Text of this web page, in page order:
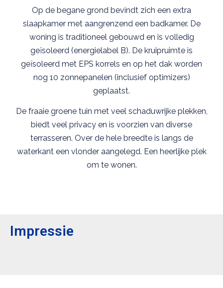
Op de begane grond bevindt zich een extra
slaapkamer met aangrenzend een badkamer. De
woning is traditioneel gebouwd en is volledig
geïsoleerd (energielabel B). De kruipruimte is
geïsoleerd met EPS korrels en op het dak worden
nog 10 zonnepanelen (inclusief optimizers)
geplaatst.
De fraaie groene tuin met veel schaduwrijke plekken,
biedt veel privacy en is voorzien van diverse
terrasseren. Over de hele breedte is langs de
waterkant een vlonder aangelegd. Een heerlijke plek
om te wonen.
Impressie